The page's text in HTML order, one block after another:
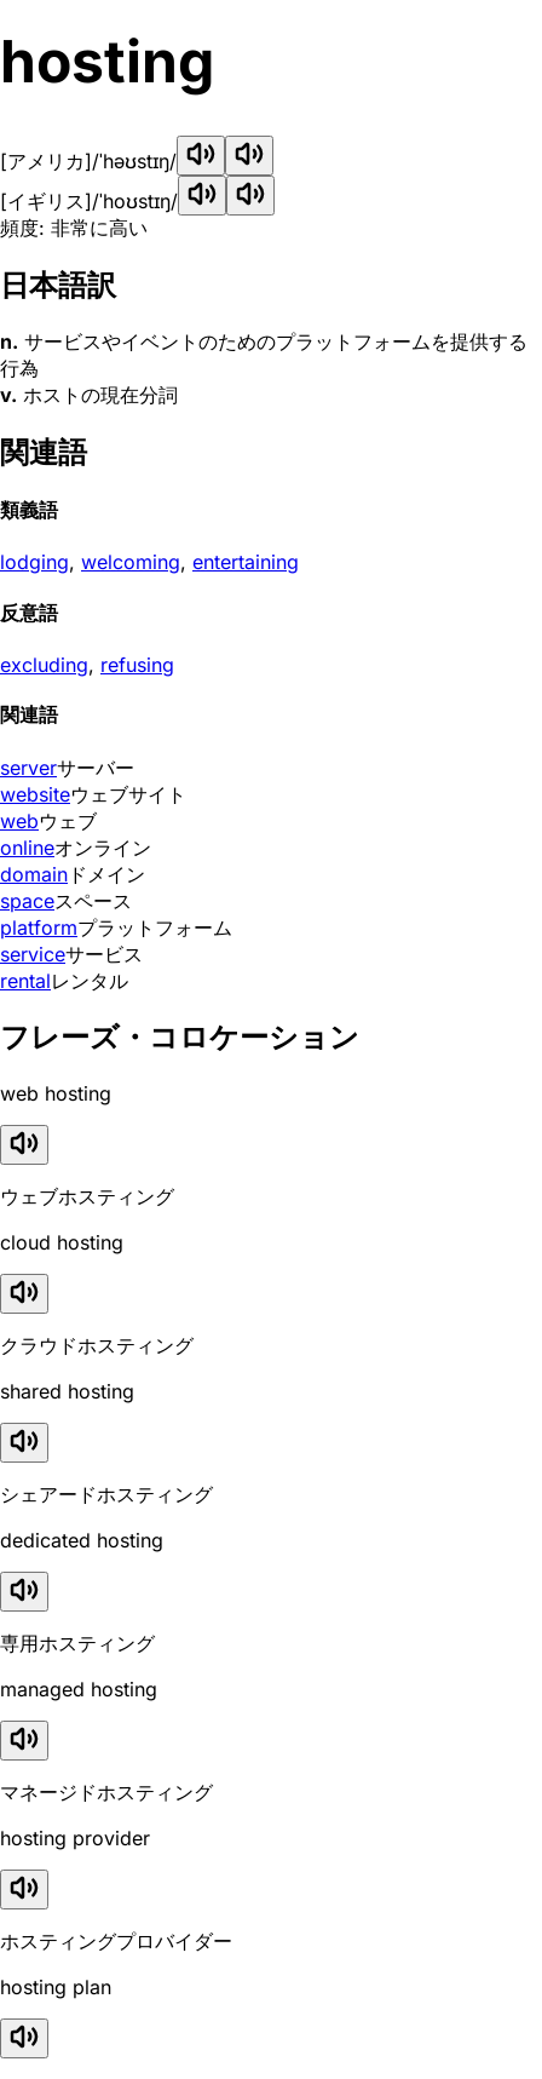
hosting
[アメリカ]/ˈhəʊstɪŋ/
[イギリス]/ˈhoʊstɪŋ/
頻度: 非常に高い
日本語訳
n. サービスやイベントのためのプラットフォームを提供する
行為
v. ホストの現在分詞
関連語
類義語
lodging, welcoming, entertaining
反意語
excluding, refusing
関連語
serverサーバー
websiteウェブサイト
webウェブ
onlineオンライン
domain ドメイン
spaceスペース
platformプラットフォーム
serviceサービス
rentalレンタル
フレーズ・コロケーション
web hosting
ウェブホスティング
cloud hosting
クラウドホスティング
shared hosting
シェアードホスティング
dedicated hosting
専用ホスティング
managed hosting
マネージドホスティング
hosting provider
ホスティングプロバイダー
hosting plan